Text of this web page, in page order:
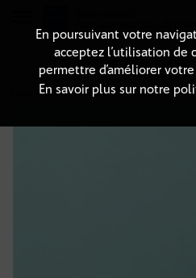
DÉTAILS DE
3 août 2024 à 16h59, durée : Invalid date
En poursuivant votre
acceptez l’utilisation de
permettre d’améliorer
En savoir plus sur notre